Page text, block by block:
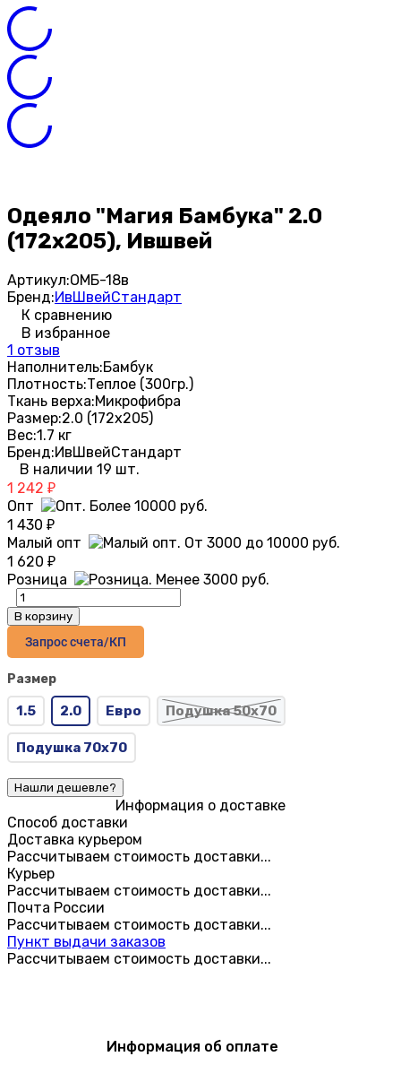
Одеяло "Магия Бамбука" 2.0
(172х205), Ившвей
Артикул:ОМБ-18в
Бренд:ИвШвейСтандарт
К сравнению
В избранное
1 отзыв
Наполнитель:Бамбук
Плотность:Теплое (300гр.)
Ткань верха:Микрофибра
Размер:2.0 (172х205)
Вес:1.7 кг
Бренд:ИвШвейСтандарт
В наличии 19 шт.
1 242 ₽
Опт
1 430 ₽
Малый опт
1 620 ₽
Розница
В корзину
Запрос счета/КП
Размер
1.5 2.0 Евро Подушка 50х70
Подушка 70х70
Информация о доставке
Способ доставки
Доставка курьером
Рассчитываем стоимость доставки...
Курьер
Рассчитываем стоимость доставки...
Почта России
Рассчитываем стоимость доставки...
Пункт выдачи заказов
Рассчитываем стоимость доставки...
Информация об оплате